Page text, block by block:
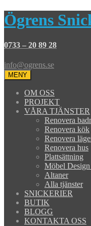
Ögrens
0733 – 20 89 28
info@ogrens.se
MENY
OM OSS
PROJEKT
VÅRA TJÄNSTER
Renovera
Renovera kök
Renovera
Renovera hus
Plattsättning
Möbel
Altaner
Alla tjänster
SNICKERIER
BUTIK
BLOGG
KONTAKTA OSS